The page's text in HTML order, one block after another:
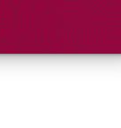
Rechercher un
Panier